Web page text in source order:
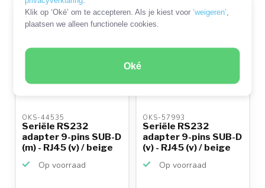
Klik op ‘Oké’ om te accepteren. Als je kiest voor‘weigeren’
plaatsen we alleen functionele cookies.
Oké
OKS-44535
Seriële RS232
adapter 9-pins SUB-D
(m) - RJ45 (v) / beige
Op voorraad
OKS-57993
Seriële RS232
adapter 9-pins SUB-D
(v) - RJ45 (v) / beige
Op voorraad